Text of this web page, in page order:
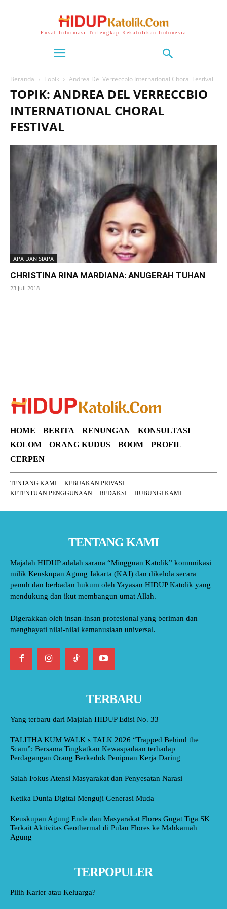
Pusat Informasi Terlengkap Kekatolikan Indonesia
Beranda Topik Andrea Del Verreccbio International Choral Festival
TOPIK: ANDREA DEL VERRECCBIO
INTERNATIONAL CHORAL
FESTIVAL
APA DAN SIAPA
CHRISTINA RINA MARDIANA: ANUGERAH TUHAN
23 Juli 2018
HOME BERITA RENUNGAN
KONSULTASI
KOLOM
ORANG KUDUS BOOM
PROFIL
CERPEN
TENTANG KAMI
KEBIJAKAN PRIVASI
KETENTUAN PENGGUNAAN
REDAKSI HUBUNGI KAMI
TENTANG KAMI
Majalah HIDUP adalah sarana “Mingguan Katolik” komunikasi
milik Keuskupan Agung Jakarta (KAJ) dan dikelola secara
penuh dan berbadan hukum oleh Yayasan HIDUP Katolik yang
mendukung dan ikut membangun umat Allah.
Digerakkan oleh insan-insan profesional yang beriman dan
menghayati nilai-nilai kemanusiaan universal.
TERBARU
Yang terbaru dari Majalah HIDUP Edisi No. 33
TALITHA KUM WALK s TALK 2026 “Trapped Behind the
Scam”: Bersama Tingkatkan Kewaspadaan terhadap
Perdagangan Orang Berkedok Penipuan Kerja Daring
Salah Fokus Atensi Masyarakat dan Penyesatan Narasi
Ketika Dunia Digital Menguji Generasi Muda
Keuskupan Agung Ende dan Masyarakat Flores Gugat Tiga SK
Terkait Aktivitas Geothermal di Pulau Flores ke Mahkamah
Agung
TERPOPULER
Pilih Karier atau Keluarga?